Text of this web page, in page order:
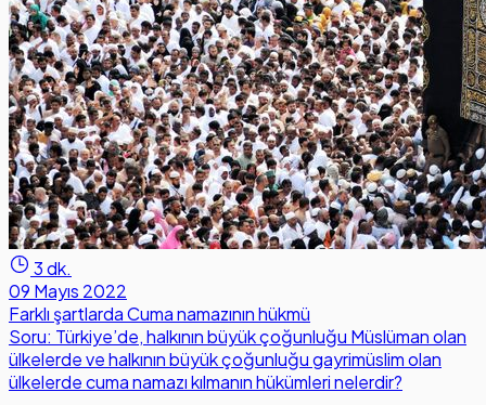
3 dk.
09 Mayıs 2022
Farklı şartlarda Cuma namazının hükmü
Soru: Türkiye’de, halkının büyük çoğunluğu Müslüman olan
ülkelerde ve halkının büyük çoğunluğu gayrimüslim olan
ülkelerde cuma namazı kılmanın hükümleri nelerdir?